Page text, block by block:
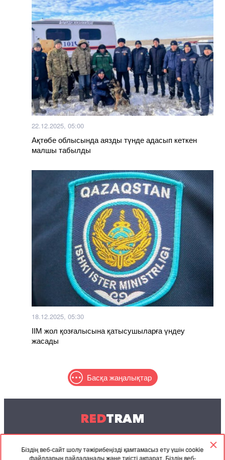
Біздің веб-сайт шолу тәжірибеңізді қамтамасыз ету үшін cookie
файлдарын пайдаланады және тиісті ақпарат. Біздің веб-
22.12.2025, 05:00
Ақтөбе облысында аязды түнде адасып кеткен
малшы табылды
18.12.2025, 05:30
ІІМ жол қозғалысына қатысушыларға үндеу
жасады
Басқа жаңалықтар
REDTRAM
© 2004-2026 Redtram, Ltd.